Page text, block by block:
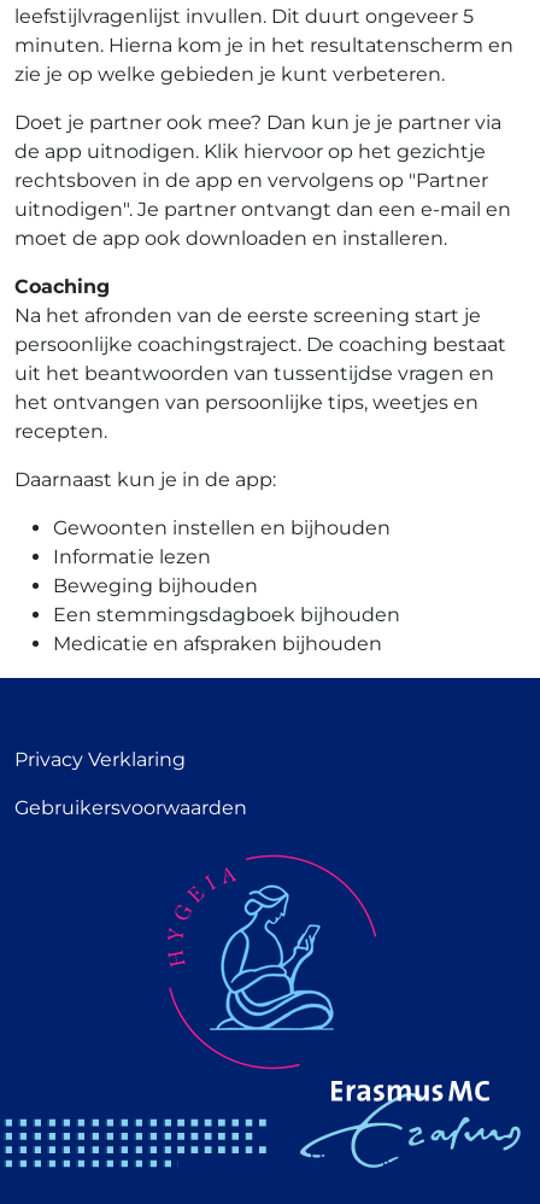
leefstijlvragenlijst invullen. Dit duurt ongeveer 5
minuten. Hierna kom je in het resultatenscherm en
zie je op welke gebieden je kunt verbeteren.
Doet je partner ook mee? Dan kun je je partner via
de app uitnodigen. Klik hiervoor op het gezichtje
rechtsboven in de app en vervolgens op "Partner
uitnodigen". Je partner ontvangt dan een e-mail en
moet de app ook downloaden en installeren.
Coaching
Na het afronden van de eerste screening start je
persoonlijke coachingstraject. De coaching bestaat
uit het beantwoorden van tussentijdse vragen en
het ontvangen van persoonlijke tips, weetjes en
recepten.
Daarnaast kun je in de app:
Gewoonten instellen en bijhouden
Informatie lezen
Beweging bijhouden
Een stemmingsdagboek bijhouden
Medicatie en afspraken bijhouden
Privacy Verklaring
Gebruikersvoorwaarden